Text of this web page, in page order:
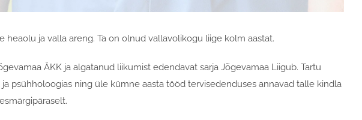
heaolu ja valla areng. Ta on olnud vallavolikogu liige kolm aastat.
ÄKK ja algatanud liikumist edendavat sarja Jõgevamaa Liigub. Tartu
psühholoogias ning üle kümne aasta tööd tervisedenduses annavad talle kindla